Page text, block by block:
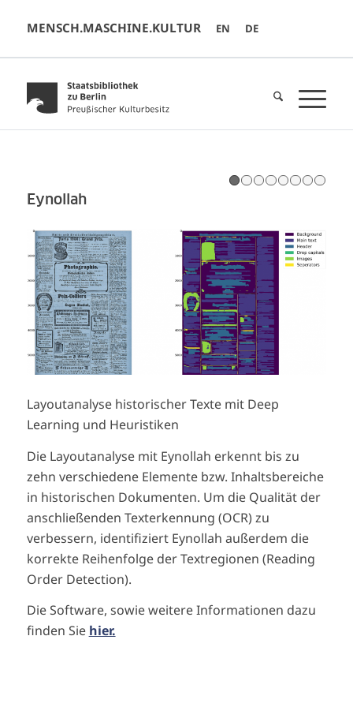
MENSCH.MASCHINE.KULTUR EN DE
1
Eynollah
Layoutanalyse historischer Texte mit Deep
Learning und Heuristiken
Die Layoutanalyse mit Eynollah erkennt bis zu
zehn verschiedene Elemente bzw. Inhaltsbereiche
in historischen Dokumenten. Um die Qualität der
anschließenden Texterkennung (OCR) zu
verbessern, identifiziert Eynollah außerdem die
korrekte Reihenfolge der Textregionen (Reading
Order Detection).
Die Software, sowie weitere Informationen dazu
finden Sie hier.